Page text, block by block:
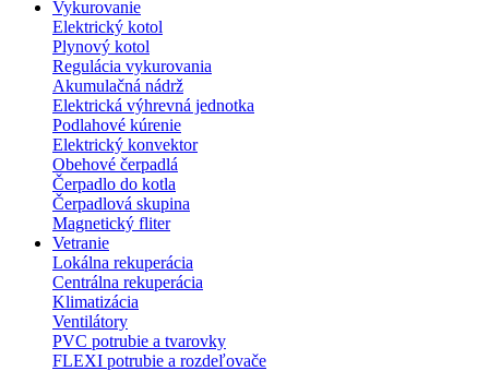
Vykurovanie
Elektrický kotol
Plynový kotol
Regulácia vykurovania
Akumulačná nádrž
Elektrická výhrevná jednotka
Podlahové kúrenie
Elektrický konvektor
Obehové čerpadlá
Čerpadlo do kotla
Čerpadlová skupina
Magnetický fliter
Vetranie
Lokálna rekuperácia
Centrálna rekuperácia
Klimatizácia
Ventilátory
PVC potrubie a tvarovky
FLEXI potrubie a rozdeľovače